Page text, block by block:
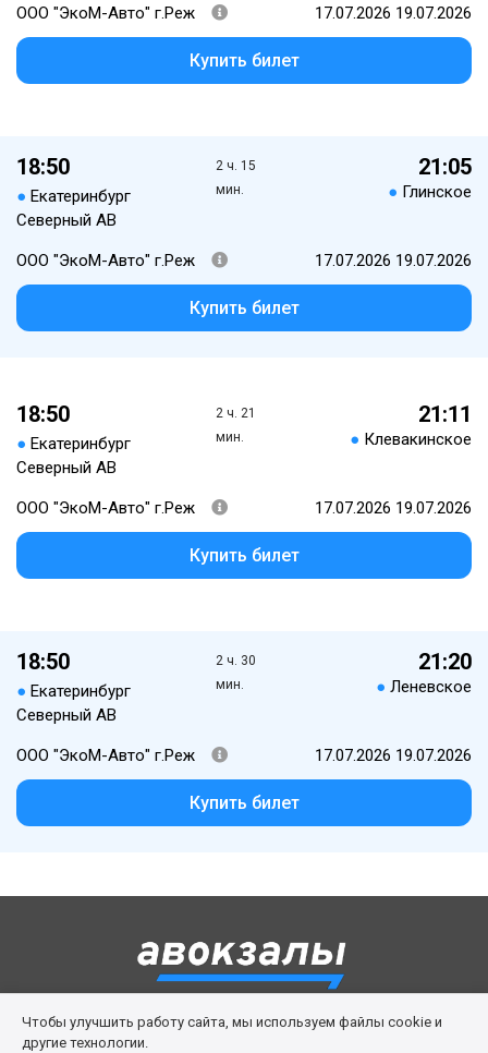
ООО "ЭкоМ-Авто" г.Реж 17.07.2026 19.07.2026
Купить билет
18:50
● Екатеринбург
Северный АВ
2 ч. 15
мин.
21:05
● Глинское
ООО "ЭкоМ-Авто" г.Реж 17.07.2026 19.07.2026
Купить билет
18:50
● Екатеринбург
Северный АВ
2 ч. 21
мин.
21:11
● Клевакинское
ООО "ЭкоМ-Авто" г.Реж 17.07.2026 19.07.2026
Купить билет
18:50
● Екатеринбург
Северный АВ
2 ч. 30
мин.
21:20
● Леневское
ООО "ЭкоМ-Авто" г.Реж 17.07.2026 19.07.2026
Купить билет
Правила сервиса Политика cookies
Чтобы улучшить работу сайта, мы используем файлы cookie и
другие технологии.